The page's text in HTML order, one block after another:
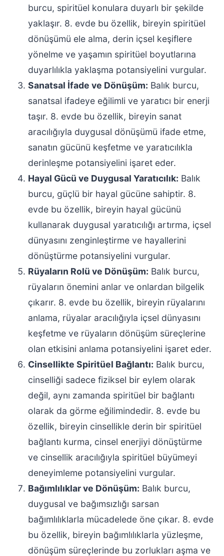
burcu, spiritüel konulara duyarlı bir şekilde
yaklaşır. 8. evde bu özellik, bireyin spiritüel
dönüşümü ele alma, derin içsel keşiflere
yönelme ve yaşamın spiritüel boyutlarına
duyarlılıkla yaklaşma potansiyelini vurgular.
Sanatsal İfade ve Dönüşüm: Balık burcu,
sanatsal ifadeye eğilimli ve yaratıcı bir enerji
taşır. 8. evde bu özellik, bireyin sanat
aracılığıyla duygusal dönüşümü ifade etme,
sanatın gücünü keşfetme ve yaratıcılıkla
derinleşme potansiyelini işaret eder.
Hayal Gücü ve Duygusal Yaratıcılık: Balık
burcu, güçlü bir hayal gücüne sahiptir. 8.
evde bu özellik, bireyin hayal gücünü
kullanarak duygusal yaratıcılığı artırma, içsel
dünyasını zenginleştirme ve hayallerini
dönüştürme potansiyelini vurgular.
Rüyaların Rolü ve Dönüşüm: Balık burcu,
rüyaların önemini anlar ve onlardan bilgelik
çıkarır. 8. evde bu özellik, bireyin rüyalarını
anlama, rüyalar aracılığıyla içsel dünyasını
keşfetme ve rüyaların dönüşüm süreçlerine
olan etkisini anlama potansiyelini işaret eder.
Cinsellikte Spiritüel Bağlantı: Balık burcu,
cinselliği sadece fiziksel bir eylem olarak
değil, aynı zamanda spiritüel bir bağlantı
olarak da görme eğilimindedir. 8. evde bu
özellik, bireyin cinsellikle derin bir spiritüel
bağlantı kurma, cinsel enerjiyi dönüştürme
ve cinsellik aracılığıyla spiritüel büyümeyi
deneyimleme potansiyelini vurgular.
Bağımlılıklar ve Dönüşüm: Balık burcu,
duygusal ve bağımsızlığı sarsan
bağımlılıklarla mücadelede öne çıkar. 8. evde
bu özellik, bireyin bağımlılıklarla yüzleşme,
dönüşüm süreçlerinde bu zorlukları aşma ve